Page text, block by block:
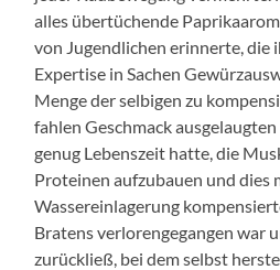
alles übertüchende
von Jugendlichen erinnerte, die
Expertise in Sachen
Menge der selbigen zu
fahlen Geschmack
genug Lebenszeit hatte, die
Proteinen aufzubauen und dies
Wassereinlagerung
Bratens verlorengegangen war
zurückließ, bei dem selbst